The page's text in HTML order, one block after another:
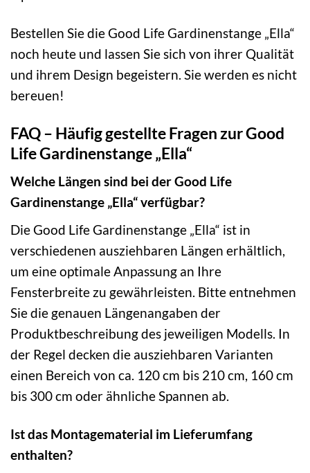
Bestellen Sie die Good Life Gardinenstange „Ella“
noch heute und lassen Sie sich von ihrer Qualität
und ihrem Design begeistern. Sie werden es nicht
bereuen!
FAQ – Häufig gestellte Fragen zur Good
Life Gardinenstange „Ella“
Welche Längen sind bei der Good Life
Gardinenstange „Ella“ verfügbar?
Die Good Life Gardinenstange „Ella“ ist in
verschiedenen ausziehbaren Längen erhältlich,
um eine optimale Anpassung an Ihre
Fensterbreite zu gewährleisten. Bitte entnehmen
Sie die genauen Längenangaben der
Produktbeschreibung des jeweiligen Modells. In
der Regel decken die ausziehbaren Varianten
einen Bereich von ca. 120 cm bis 210 cm, 160 cm
bis 300 cm oder ähnliche Spannen ab.
Ist das Montagematerial im Lieferumfang
enthalten?